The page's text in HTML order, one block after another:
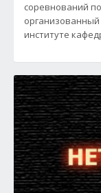
соревнований
институте